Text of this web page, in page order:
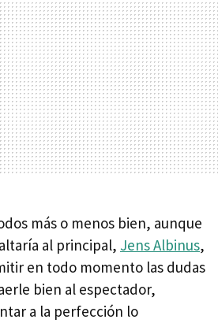
más o menos bien, aunque
al principal, Jens Albinus,
en todo momento las dudas
bien al espectador,
a la perfección lo